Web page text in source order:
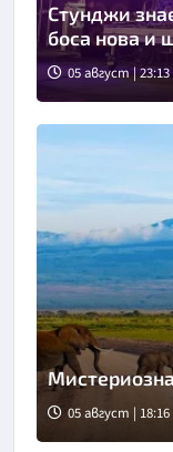
Стунджи знае как
боса нова и
05 август | 23:13
05 август | 18:16